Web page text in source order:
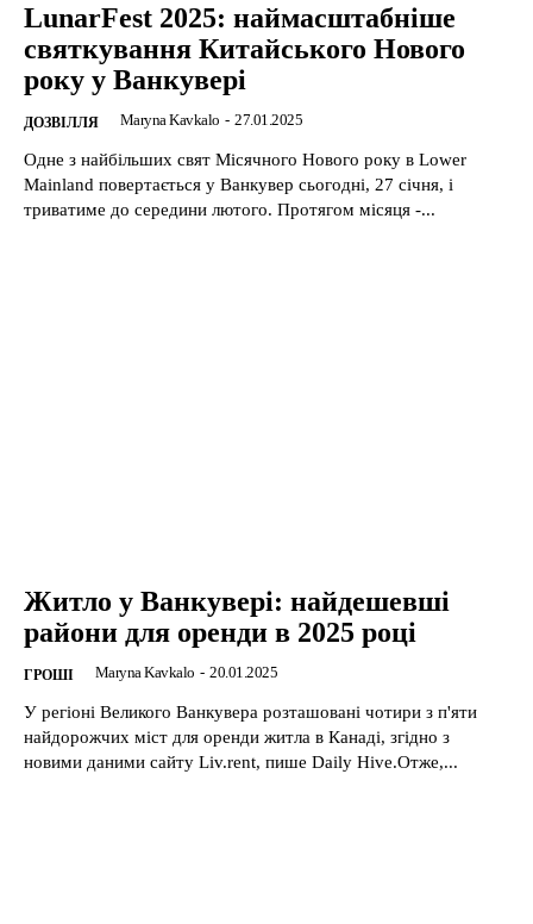
LunarFest 2025: наймасштабніше
святкування Китайського Нового
року у Ванкувері
ДОЗВІЛЛЯ Maryna Kavkalo - 27.01.2025
Одне з найбільших свят Місячного Нового року в Lower
Mainland повертається у Ванкувер сьогодні, 27 січня, і
триватиме до середини лютого. Протягом місяця -...
Житло у Ванкувері: найдешевші
райони для оренди в 2025 році
ГРОШІ Maryna Kavkalo - 20.01.2025
У регіоні Великого Ванкувера розташовані чотири з п'яти
найдорожчих міст для оренди житла в Канаді, згідно з
новими даними сайту Liv.rent, пише Daily Hive.Отже,...